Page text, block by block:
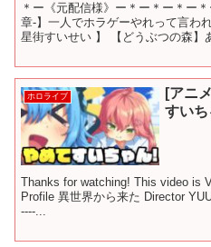
＊ー《元配信様》ー＊ー＊ー＊ー
章-】一人でホラゲーやれって言わ
星街すいせい 】 【どうぶつの森】
ホロライブ
[アニ
すいち
Thanks for watching! This video is
Profile 異世界から来た Director
----...